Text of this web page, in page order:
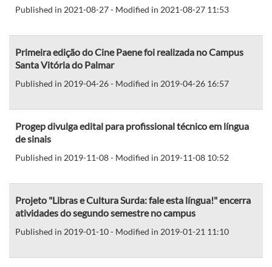
Published in 2021-08-27 - Modified in 2021-08-27 11:53
Primeira edição do Cine Paene foi realizada no Campus
Santa Vitória do Palmar
Published in 2019-04-26 - Modified in 2019-04-26 16:57
Progep divulga edital para profissional técnico em língua
de sinais
Published in 2019-11-08 - Modified in 2019-11-08 10:52
Projeto "Libras e Cultura Surda: fale esta língua!" encerra
atividades do segundo semestre no campus
Published in 2019-01-10 - Modified in 2019-01-21 11:10